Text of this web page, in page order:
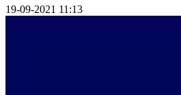
19-09-2021 11:13